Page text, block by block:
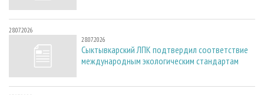
28.07.2026
28.07.2026
Сыктывкарский ЛПК подтвердил соответствие
международным экологическим стандартам